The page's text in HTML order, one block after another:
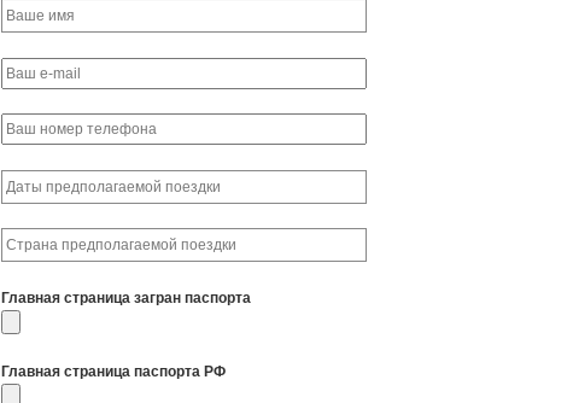
Главная страница загран паспорта
Главная страница паспорта РФ